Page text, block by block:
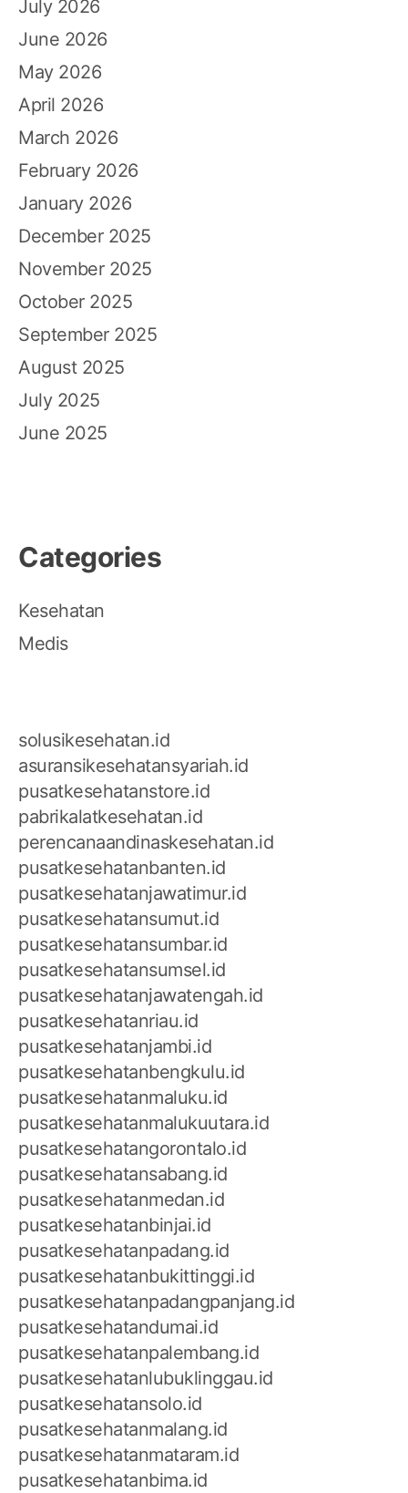
July 2026
June 2026
May 2026
April 2026
March 2026
February 2026
January 2026
December 2025
November 2025
October 2025
September 2025
August 2025
July 2025
June 2025
Categories
Kesehatan
Medis
solusikesehatan.id
asuransikesehatansyariah.id
pusatkesehatanstore.id
pabrikalatkesehatan.id
perencanaandinaskesehatan.id
pusatkesehatanbanten.id
pusatkesehatanjawatimur.id
pusatkesehatansumut.id
pusatkesehatansumbar.id
pusatkesehatansumsel.id
pusatkesehatanjawatengah.id
pusatkesehatanriau.id
pusatkesehatanjambi.id
pusatkesehatanbengkulu.id
pusatkesehatanmaluku.id
pusatkesehatanmalukuutara.id
pusatkesehatangorontalo.id
pusatkesehatansabang.id
pusatkesehatanmedan.id
pusatkesehatanbinjai.id
pusatkesehatanpadang.id
pusatkesehatanbukittinggi.id
pusatkesehatanpadangpanjang.id
pusatkesehatandumai.id
pusatkesehatanpalembang.id
pusatkesehatanlubuklinggau.id
pusatkesehatansolo.id
pusatkesehatanmalang.id
pusatkesehatanmataram.id
pusatkesehatanbima.id